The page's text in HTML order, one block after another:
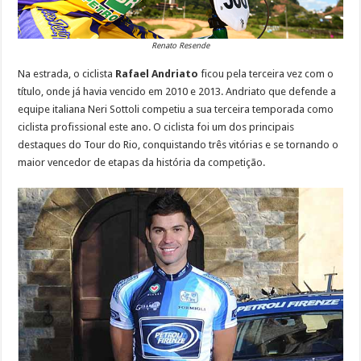
Renato Resende
Na estrada, o ciclista Rafael Andriato ficou pela terceira vez com o
título, onde já havia vencido em 2010 e 2013. Andriato que defende a
equipe italiana Neri Sottoli competiu a sua terceira temporada como
ciclista profissional este ano. O ciclista foi um dos principais
destaques do Tour do Rio, conquistando três vitórias e se tornando o
maior vencedor de etapas da história da competição.